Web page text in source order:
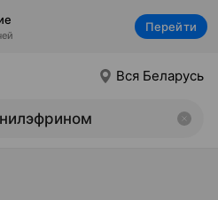
Перейти
Вся Беларусь